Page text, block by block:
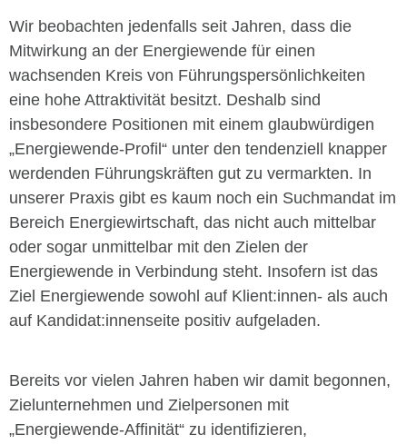
Wir beobachten jedenfalls seit Jahren, dass die
Mitwirkung an der Energiewende für einen
wachsenden Kreis von Führungspersönlichkeiten
eine hohe Attraktivität besitzt. Deshalb sind
insbesondere Positionen mit einem glaubwürdigen
„Energiewende-Profil“ unter den tendenziell knapper
werdenden Führungskräften gut zu vermarkten. In
unserer Praxis gibt es kaum noch ein Suchmandat im
Bereich Energiewirtschaft, das nicht auch mittelbar
oder sogar unmittelbar mit den Zielen der
Energiewende in Verbindung steht. Insofern ist das
Ziel Energiewende sowohl auf Klient:innen- als auch
auf Kandidat:innenseite positiv aufgeladen.
Bereits vor vielen Jahren haben wir damit begonnen,
Zielunternehmen und Zielpersonen mit
„Energiewende-Affinität“ zu identifizieren,